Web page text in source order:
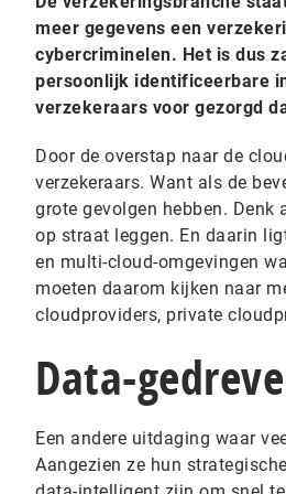
meer gegevens een
cybercriminelen. Het is dus
persoonlijk identificeerbare
verzekeraars voor gezorgd
Door de overstap naar de
verzekeraars. Want als de
grote gevolgen hebben. Denk
op straat leggen. En daarin
en multi-cloud-omgevingen
moeten daarom kijken naar
cloudproviders, private
Data-
Een andere uitdaging waar
Aangezien ze hun